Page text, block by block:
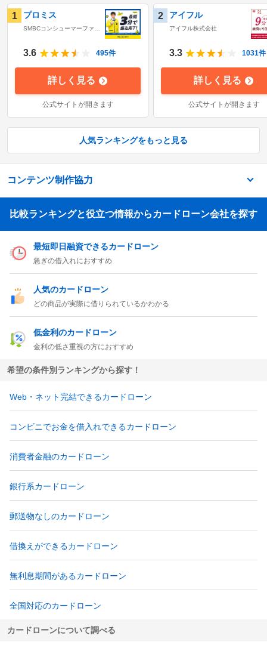
1 プロミス
SMBCコンシューマーファイ
3.6 495件
詳しく見る
公式サイトが開きます
2 アイフル
アイフル株式会社
3.3 1031件
詳しく見る
公式サイトが開きます
人気ランキングをもっと見る
コンテンツ制作協力
比較ランキングと役立つ情報からカードローン会社を探す
最短即日融資できるカードローン
急ぎの借入れにおすすめ
人気のカードローン
どの商品が実際に借りられているかわかる
低金利のカードローン
金利の低さ重視の方におすすめ
希望の条件別ランキングから探す！
Web・ネット完結できるカードローン
コンビニでお金を借入れできるカードローン
消費者金融のカードローン
銀行系カードローン
郵送物なしのカードローン
借換えができるカードローン
無利息期間があるカードローン
全国対応のカードローン
カードローンについて調べる